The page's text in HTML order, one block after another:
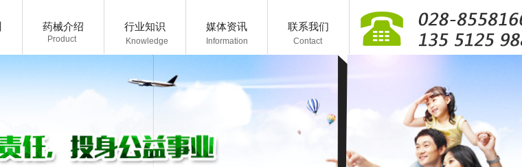
Knowledge
Product Contact
nformation
药械介绍 行业知识 媒体资讯 联系我们